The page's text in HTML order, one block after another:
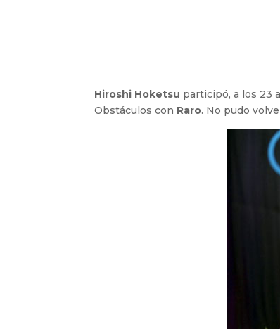
Hiroshi Hoketsu participó, a los 23
Obstáculos con Raro. No pudo